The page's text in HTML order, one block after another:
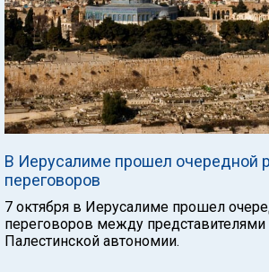
В Иерусалиме прошел очередной
переговоров
7 октября в Иерусалиме прошел
переговоров между представителями
Палестинской автономии.